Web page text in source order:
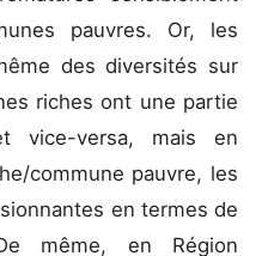
pauvres. Or, les
des diversités sur
riches ont une partie
vice-versa, mais en
commune pauvre, les
en termes de
même, en Région